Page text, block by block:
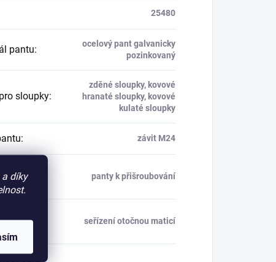
díky
25480
pantu:
ocelový pant galvanicky
pozinkovaný
sloupky:
zděné sloupky, kovové
hranaté sloupky, kovové
kulaté sloupky
: závit M24
montáže
panty k přišroubování
seřízení otočnou maticí
páru